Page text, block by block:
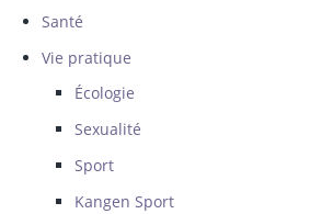
Santé
Vie pratique
Écologie
Sexualité
Sport
Kangen Sport